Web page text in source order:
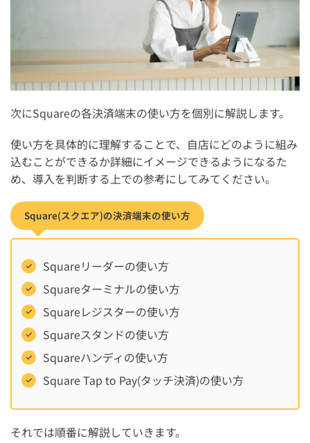
次にSquareの各決済端末の使い方を個別に解説します。
使い方を具体的に理解することで、自店にどのように組み
込むことができるか詳細にイメージできるようになるた
め、導入を判断する上での参考にしてみてください。
Square(スクエア)の決済端末の使い方
Squareリーダーの使い方
Squareターミナルの使い方
Squareレジスターの使い方
Squareスタンドの使い方
Squareハンディの使い方
Square Tap to Pay(タッチ決済)の使い方
それでは順番に解説していきます。